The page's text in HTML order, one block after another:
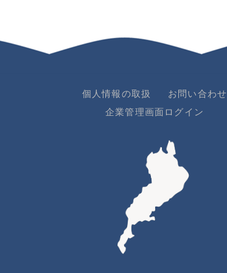
個人情報の取扱
お問い合わせ
企業管理画面ログイン